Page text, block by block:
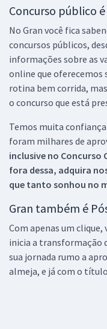
Concurso público
No Gran você fica
concursos públicos,
informações sobre as
online que oferecemos
rotina bem corrida,
o concurso que está
Temos muita
foram milhares de
inclusive no Concurso
fora dessa, adquira
que tanto sonhou no
Gran também é
Com apenas um clique,
inicia a transformação
sua jornada rumo a
almeja, e já com o